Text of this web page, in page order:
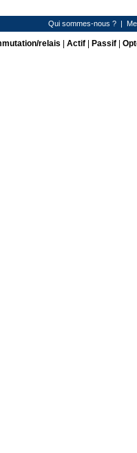
Qui sommes-nous ? |
relais Actif| Passif|